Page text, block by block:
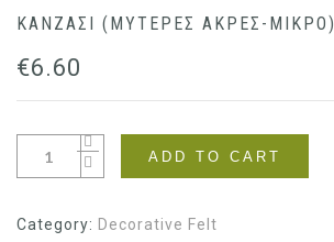
ΚΑΝΖΑΣΙ (ΜΥΤΕΡΕΣ ΑΚΡΕΣ-ΜΙΚΡΟ)
€6.60
ADD TO CART
Category: Decorative Felt